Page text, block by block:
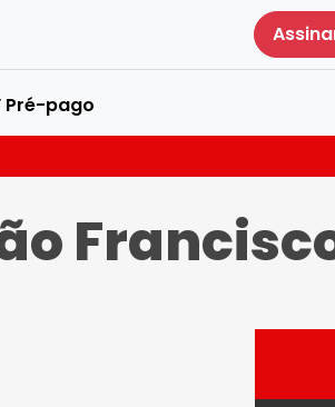
Pré-pago